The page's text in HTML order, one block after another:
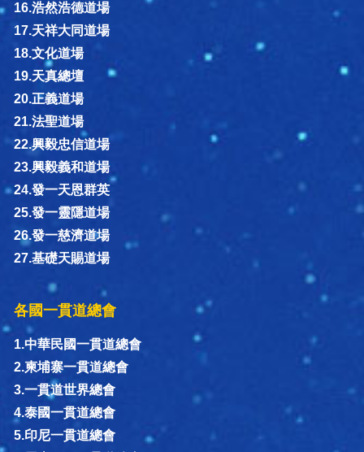
16.浩然浩德道場
17.天祥大同道場
18.文化道場
19.天真總壇
20.正義道場
21.法聖道場
22.興毅忠信道場
23.興毅義和道場
24.發一天恩群英
25.發一靈隱道場
26.發一慈濟道場
27.基礎天賜道場
各國一貫道總會
1.中華民國一貫道總會
2.柬埔寨一貫道總會
3.一貫道世界總會
4.泰國一貫道總會
5.印尼一貫道總會